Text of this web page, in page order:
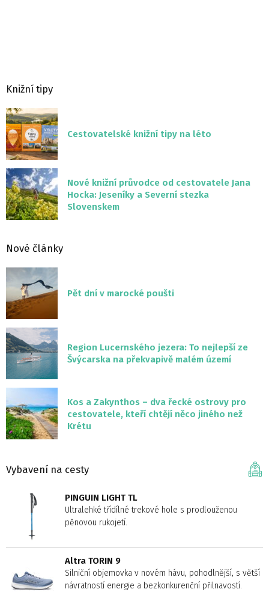
Knižní tipy
Cestovatelské knižní tipy na léto
Nové knižní průvodce od cestovatele Jana
Hocka: Jeseníky a Severní stezka
Slovenskem
Nové články
Pět dní v marocké poušti
Region Lucernského jezera: To nejlepší ze
Švýcarska na překvapivě malém území
Kos a Zakynthos – dva řecké ostrovy pro
cestovatele, kteří chtějí něco jiného než
Krétu
Vybavení na cesty
PINGUIN LIGHT TL
Ultralehké třídílné trekové hole s prodlouženou
pěnovou rukojetí.
Altra TORIN 9
Silniční objemovka v novém hávu, pohodlnější, s větší
návratností energie a bezkonkurenční přilnavostí.